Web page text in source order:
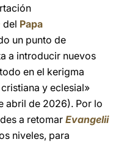
del Papa
un punto de
a introducir nuevos
en el kerigma
y eclesial»
abril de 2026). Por lo
a retomar Evangelii
niveles, para